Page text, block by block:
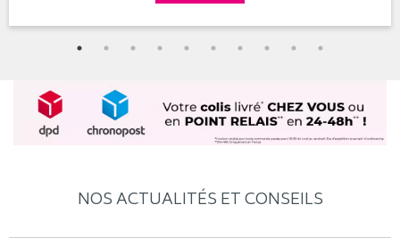
NOS ACTUALITÉS ET CONSEILS